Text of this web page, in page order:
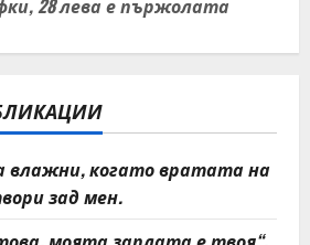
28 лева е пържолата
влажни, когато вратата на
зад мен.